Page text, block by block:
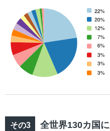
全世界130カ国